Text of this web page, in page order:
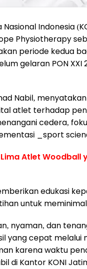
Indonesia
Physiotherapy
periode kedua
gelaran PON
Nabil,
atlet terhadap
cedera,
_sport
Atlet Woodball
edukasi
untuk
nyaman, dan
yang cepat melalui
karena waktu
di Kantor KONI